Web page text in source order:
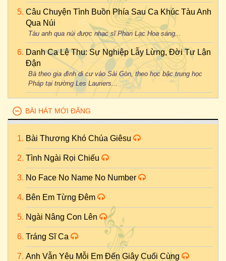
Câu Chuyện Tình Buồn Phía Sau Ca Khúc Tàu Anh
Qua Núi
Tàu anh qua núi được nhạc sĩ Phan Lạc Hoa sáng...
Danh Ca Lệ Thu: Sự Nghiệp Lẫy Lừng, Đời Tư Lận
Đận
Bà theo gia đình di cư vào Sài Gòn, theo học bậc trung học
Pháp tại trường Les Lauriers...
BÀI HÁT MỚI ĐĂNG
Bài Thương Khó Chúa Giêsu
Tình Ngài Rọi Chiếu
No Face No Name No Number
Bên Em Từng Đêm
Ngài Nâng Con Lên
Tráng Sĩ Ca
Anh Vẫn Yêu Mỗi Em Đến Giây Cuối Cùng